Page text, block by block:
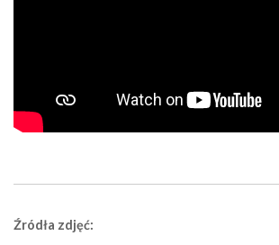
Źródła zdjęć: